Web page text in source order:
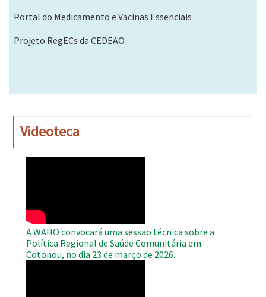
Portal do Medicamento e Vacinas Essenciais
Projeto RegECs da CEDEAO
Videoteca
A WAHO convocará uma sessão técnica sobre a
Política Regional de Saúde Comunitária em
Cotonou, no dia 23 de março de 2026.